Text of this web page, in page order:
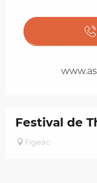
Festival de
Figeac